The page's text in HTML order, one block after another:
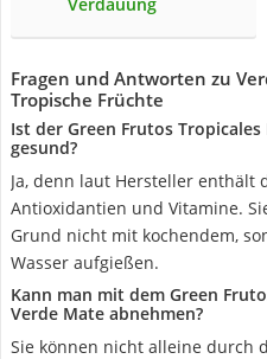
Fragen und Antworten zu
Tropische Früchte
Ist der Green Frutos
gesund?
Ja, denn laut Hersteller enthält
Antioxidantien und Vitamine.
Grund nicht mit kochendem,
Wasser aufgießen.
Kann man mit dem Green
Verde Mate abnehmen?
Sie können nicht alleine durch